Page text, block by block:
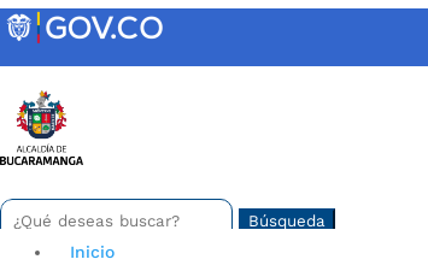
Skip
to
Buscar:
Search
for...
Inicio